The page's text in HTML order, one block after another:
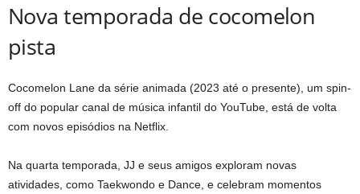
Nova temporada de cocomelon
pista
Cocomelon Lane da série animada (2023 até o presente), um spin-
off do popular canal de música infantil do YouTube, está de volta
com novos episódios na Netflix.
Na quarta temporada, JJ e seus amigos exploram novas
atividades, como Taekwondo e Dance, e celebram momentos